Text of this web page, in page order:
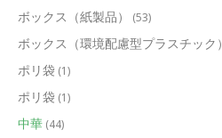
ボックス（紙製品） (53)
ボックス（環境配慮型プラスチック）
ポリ袋 (1)
ポリ袋 (1)
中華 (44)